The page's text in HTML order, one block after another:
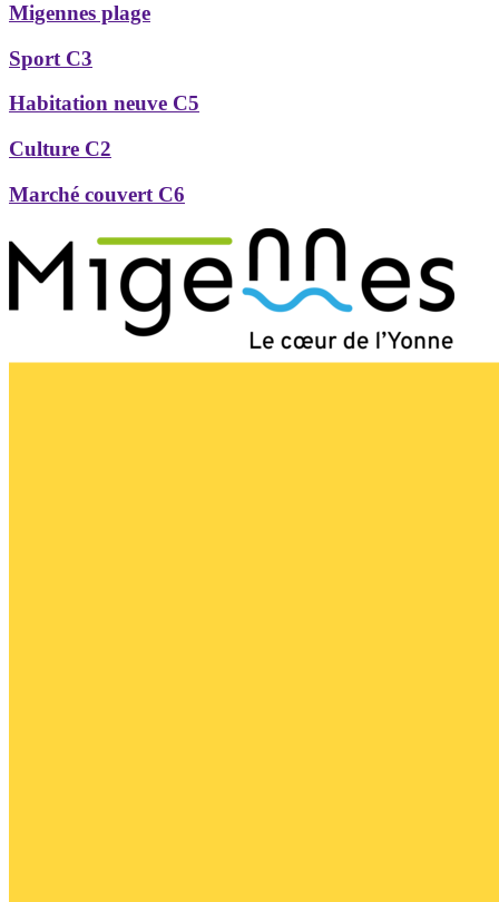
Migennes plage
Sport C3
Habitation neuve C5
Culture C2
Marché couvert C6
Précédent
Suivant